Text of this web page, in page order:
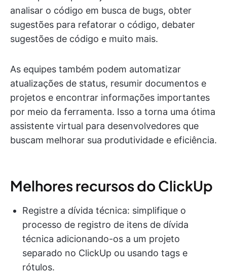
analisar o código em busca de bugs, obter
sugestões para refatorar o código, debater
sugestões de código e muito mais.
As equipes também podem automatizar
atualizações de status, resumir documentos e
projetos e encontrar informações importantes
por meio da ferramenta. Isso a torna uma ótima
assistente virtual para desenvolvedores que
buscam melhorar sua produtividade e eficiência.
Melhores recursos do ClickUp
Registre a dívida técnica: simplifique o
processo de registro de itens de dívida
técnica adicionando-os a um projeto
separado no ClickUp ou usando tags e
rótulos.